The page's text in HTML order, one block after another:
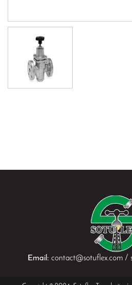
Email: contact@sotuflex.com /